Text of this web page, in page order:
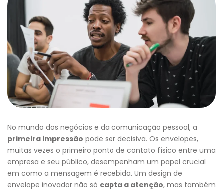
No mundo dos negócios e da comunicação pessoal, a
primeira impressão pode ser decisiva. Os envelopes,
muitas vezes o primeiro ponto de contato físico entre uma
empresa e seu público, desempenham um papel crucial
em como a mensagem é recebida. Um design de
envelope inovador não só capta a atenção, mas também